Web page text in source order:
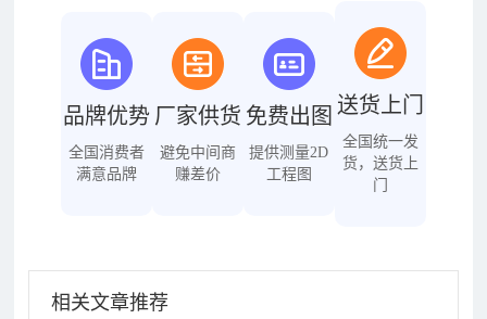
品牌优势
全国消费者
满意品牌
厂家供货
避免中间商
赚差价
免费出图
提供测量2D
工程图
送货上门
全国统一发
货，送货上
门
相关文章推荐